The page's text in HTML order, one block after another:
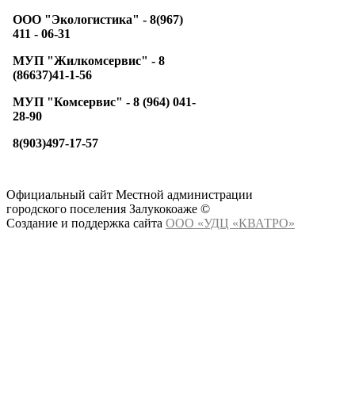
ООО "Экологистика" - 8(967)
411 - 06-31
МУП "Жилкомсервис" - 8
(86637)41-1-56
МУП "Комсервис" - 8 (964) 041-
28-90
8(903)497-17-57
Официальный сайт Местной администрации
городского поселения Залукокоаже ©
Создание и поддержка сайта ООО «УДЦ «КВАТРО»